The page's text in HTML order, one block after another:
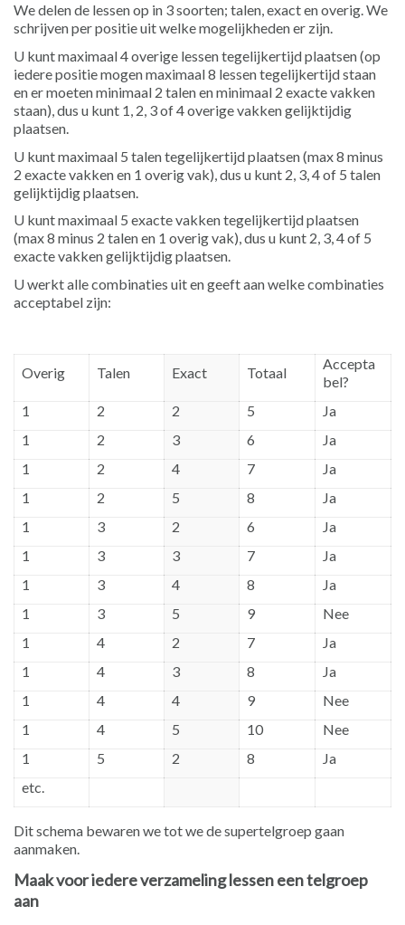
We delen de lessen op in 3 soorten; talen, exact en overig. We
schrijven per positie uit welke mogelijkheden er zijn.
U kunt maximaal 4 overige lessen tegelijkertijd plaatsen (op
iedere positie mogen maximaal 8 lessen tegelijkertijd staan
en er moeten minimaal 2 talen en minimaal 2 exacte vakken
staan), dus u kunt 1, 2, 3 of 4 overige vakken gelijktijdig
plaatsen.
U kunt maximaal 5 talen tegelijkertijd plaatsen (max 8 minus
2 exacte vakken en 1 overig vak), dus u kunt 2, 3, 4 of 5 talen
gelijktijdig plaatsen.
U kunt maximaal 5 exacte vakken tegelijkertijd plaatsen
(max 8 minus 2 talen en 1 overig vak), dus u kunt 2, 3, 4 of 5
exacte vakken gelijktijdig plaatsen.
U werkt alle combinaties uit en geeft aan welke combinaties
acceptabel zijn:
Overig Talen Exact Totaal
Accepta
bel?
1
2 2 5
Ja
1
2 3 6
Ja
1
2 4 7
Ja
1
2 5 8
Ja
1
3 2 6
Ja
1
3 3 7
Ja
1
3 4 8
Ja
1
3 5 9
Nee
1
4 2 7
Ja
1
4 3 8
Ja
1
4 4 9
Nee
1
4 5 10
Nee
1
5 2 8
Ja
etc.
Dit schema bewaren we tot we de supertelgroep gaan
aanmaken.
Maak voor iedere verzameling lessen een telgroep
aan